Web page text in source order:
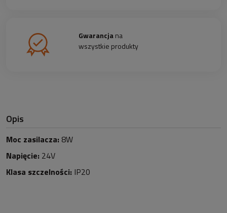
Gwarancjana
wszystkie produkty
Opis
Moc zasilacza: 8W
Napięcie: 24V
Klasa szczelności: IP20